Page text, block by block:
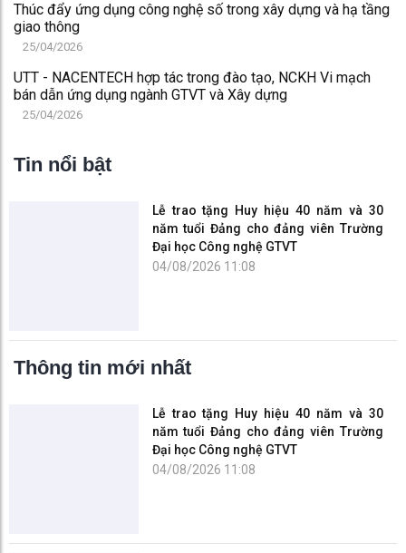
Thúc đẩy ứng dụng công nghệ số trong xây dựng và hạ tầng
giao thông
25/04/2026
UTT - NACENTECH hợp tác trong đào tạo, NCKH Vi mạch
bán dẫn ứng dụng ngành GTVT và Xây dựng
25/04/2026
Tin nổi bật
Lễ trao tặng Huy hiệu 40 năm và 30
năm tuổi Đảng cho đảng viên Trường
Đại học Công nghệ GTVT
04/08/2026 11:08
Thông tin mới nhất
Lễ trao tặng Huy hiệu 40 năm và 30
năm tuổi Đảng cho đảng viên Trường
Đại học Công nghệ GTVT
04/08/2026 11:08